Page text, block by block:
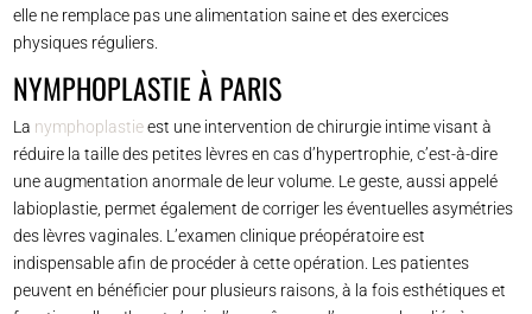
elle ne remplace pas une alimentation saine et des exercices
physiques réguliers.
NYMPHOPLASTIE À PARIS
La nymphoplastieest une intervention de chirurgie intime visant à
réduire la taille des petites lèvres en cas d’hypertrophie, c’est-à-dire
une augmentation anormale de leur volume. Le geste, aussi appelé
labioplastie, permet également de corriger les éventuelles asymétries
des lèvres vaginales. L’examen clinique préopératoire est
indispensable afin de procéder à cette opération. Les patientes
peuvent en bénéficier pour plusieurs raisons, à la fois esthétiques et